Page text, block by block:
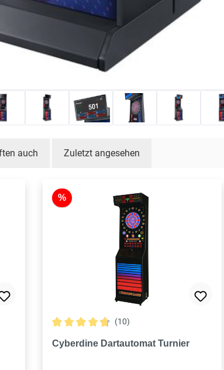
auch
Zuletzt angesehen
von 5 Sternen
%
Durchschnittliche Bewertung von 4.7 von
(10)
Cyberdine Dartautomat Turnier